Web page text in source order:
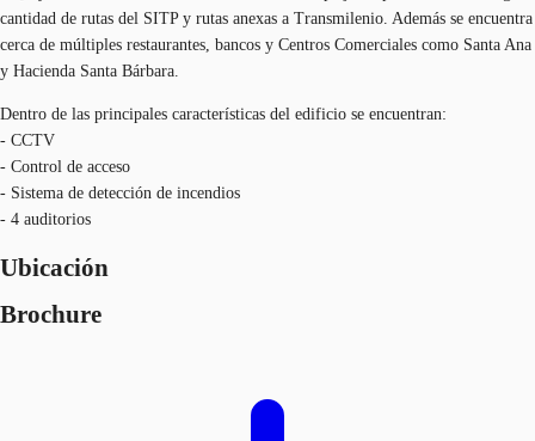
cantidad de rutas del SITP y rutas anexas a Transmilenio. Además se encuentra
cerca de múltiples restaurantes, bancos y Centros Comerciales como Santa Ana
y Hacienda Santa Bárbara.
Dentro de las principales características del edificio se encuentran:
- CCTV
- Control de acceso
- Sistema de detección de incendios
- 4 auditorios
Ubicación
Brochure